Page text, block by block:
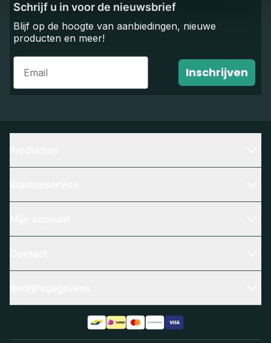
Schrijf u in voor de nieuwsbrief
Blijf op de hoogte van aanbiedingen, nieuwe
producten en meer!
Email
Inschrijven